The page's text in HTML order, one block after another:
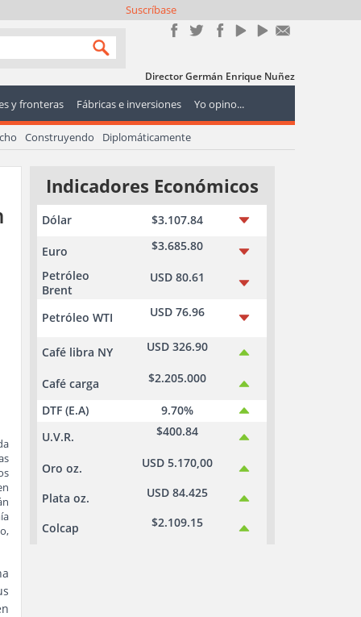
Suscríbase
Director Germán Enrique Nuñez
y fronteras Fábricas e inversiones Yo opino...
Construyendo Diplomáticamente
Indicadores Económicos
Dólar $3.107.84
Euro
$3.685.80
Petróleo
Brent
USD 80.61
Petróleo WTI USD 76.96
Café libra NY USD 326.90
Café carga $2.205.000
DTF (E.A)
9.70%
U.V.R.
$400.84
Oro oz. USD 5.170,00
Plata oz. USD 84.425
Colcap $2.109.15